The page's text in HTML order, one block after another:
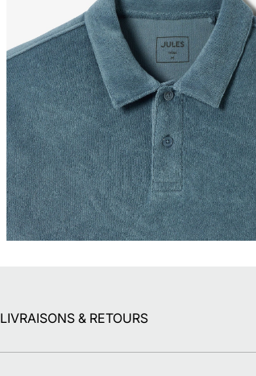
LIVRAISONS & RETOURS